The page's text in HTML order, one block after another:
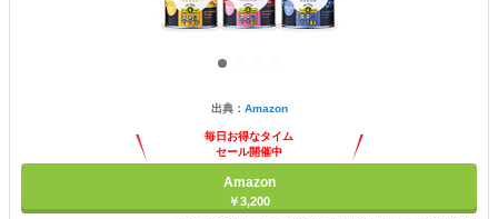
出典： Amazon
毎日お得なタイム
セール開催中
Amazon
￥3,200